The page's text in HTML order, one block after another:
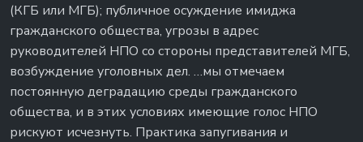
(КГБ или МГБ); публичное осуждение имиджа
гражданского общества, угрозы в адрес
руководителей НПО со стороны представителей МГБ,
возбуждение уголовных дел. …мы отмечаем
постоянную деградацию среды гражданского
общества, и в этих условиях имеющие голос НПО
рискуют исчезнуть. Практика запугивания и